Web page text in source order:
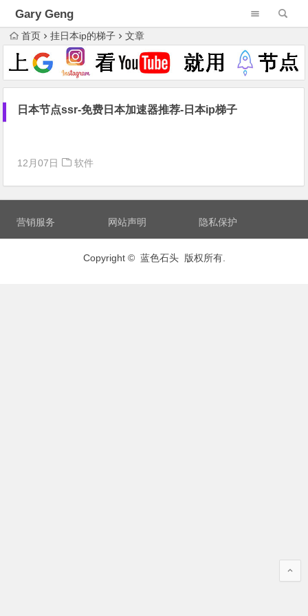
Gary Geng
首页 挂日本ip的梯子 文章
日本节点ssr-免费日本加速器推荐-日本ip梯子
12月07日 软件
营销服务 网站声明 隐私保护
Copyright © 蓝色石头 版权所有.